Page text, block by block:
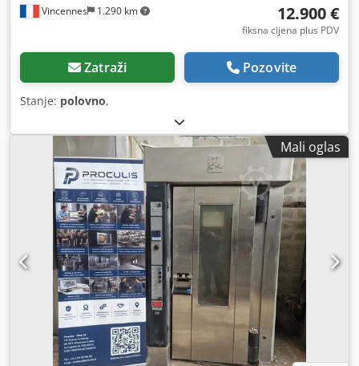
Vincennes 1.290 km 12.900 €
fiksna cijena plus PDV
Zatraži Pozovite
Stanje: polovno,
Mali oglas